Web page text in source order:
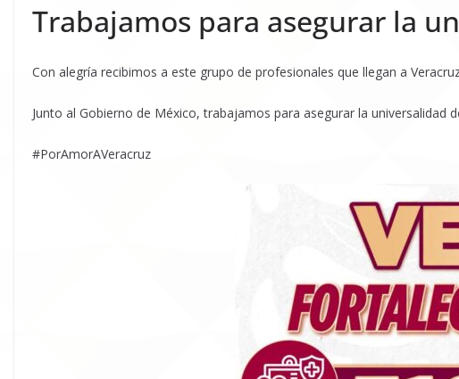
Trabajamos para asegurar la
Con alegría recibimos a este grupo de profesionales que llegan a
Junto al Gobierno de México, trabajamos para asegurar la universalidad
​#PorAmorAVeracruz